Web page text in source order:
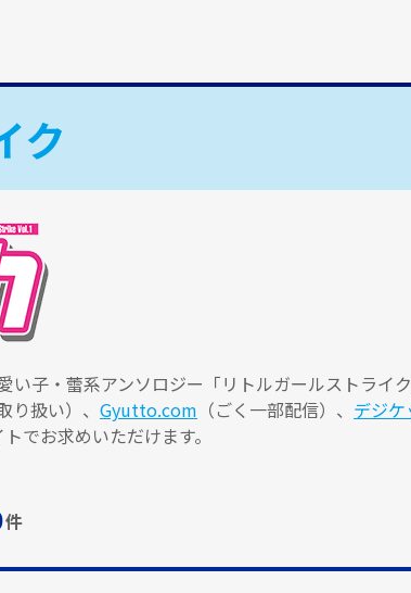
ク
い子・蕾系アンソロジー「リトルガールストライ
扱い）、 Gyutto.com （ごく一部配信）、 デジケ
でお求めいただけます。
件